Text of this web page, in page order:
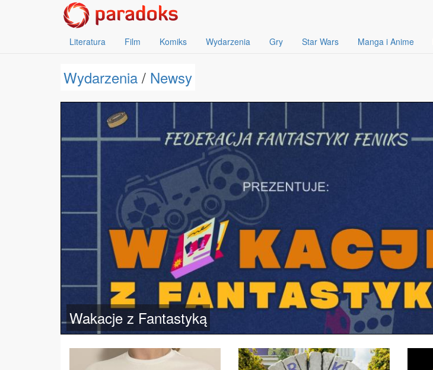
Literatura Film Komiks Wydarzenia Gry Star Wars Manga i Anime
Wydarzenia / Newsy
Wakacje z Fantastyką